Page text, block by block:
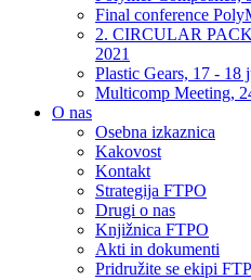
Final conference
2. CIRCULAR
2021
Plastic Gears, 17 - 18
Multicomp Meeting,
O nas
Osebna izkaznica
Kakovost
Kontakt
Strategija FTPO
Drugi o nas
Knjižnica FTPO
Akti in dokumenti
Pridružite se ekipi